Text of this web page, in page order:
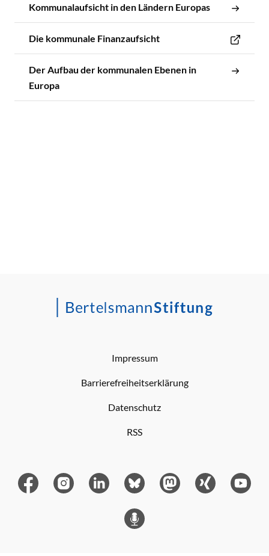
Kommunalaufsicht in den Ländern Europas
Die kommunale Finanzaufsicht
Der Aufbau der kommunalen Ebenen in
Europa
Impressum
Barrierefreiheitserklärung
Datenschutz
RSS